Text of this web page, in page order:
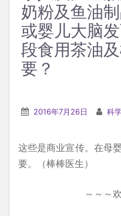
奶粉及鱼油
或婴儿大脑
段食用茶油
要？
2016年7月26日 科
这些是商业宣传。在母
要。（棒棒医生）
～～～